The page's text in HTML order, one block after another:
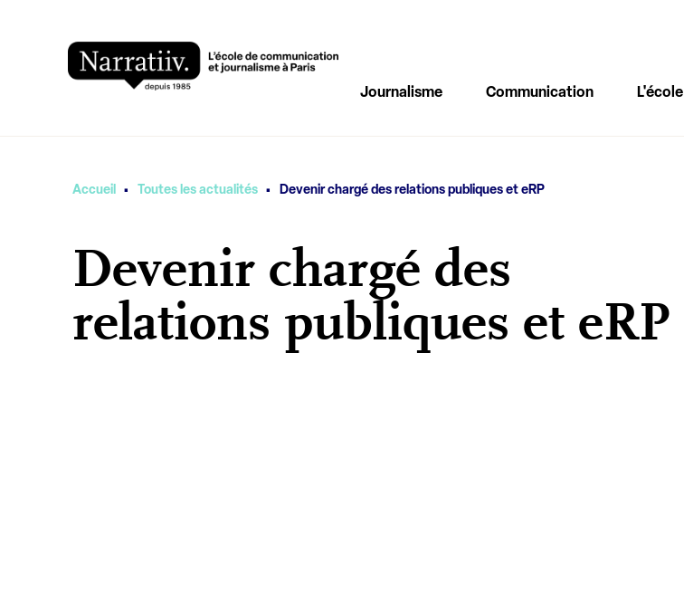
Vous êtes ici
Accueil · Toutes les actualités · Devenir chargé des relations publiques et eRP
Devenir chargé des
relations publiques et eRP
Journalisme Communication L'école